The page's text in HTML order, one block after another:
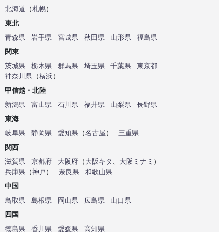
北海道 （札幌）
東北
青森県
岩手県 宮城県 秋田県 山形県
福島県
関東
茨城県
栃木県 群馬県 埼玉県 千葉県
東京都
神奈川県 （横浜）
甲信越・北陸
新潟県
富山県 石川県 福井県 山梨県
長野県
東海
岐阜県
静岡県 愛知県 （名古屋）
三重県
関西
滋賀県
京都府 大阪府 （大阪キタ 大阪ミナミ ）
兵庫県 （神戸） 奈良県
和歌山県
中国
鳥取県
島根県 岡山県 広島県
山口県
四国
徳島県
香川県 愛媛県 高知県